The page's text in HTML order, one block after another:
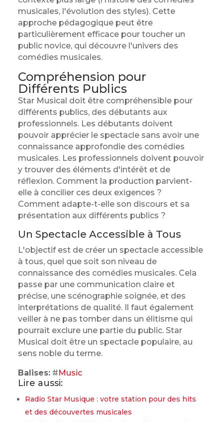
musicales, l'évolution des styles). Cette
approche pédagogique peut être
particulièrement efficace pour toucher un
public novice, qui découvre l'univers des
comédies musicales.
Compréhension pour
Différents Publics
Star Musical doit être compréhensible pour
différents publics, des débutants aux
professionnels. Les débutants doivent
pouvoir apprécier le spectacle sans avoir une
connaissance approfondie des comédies
musicales. Les professionnels doivent pouvoir
y trouver des éléments d'intérêt et de
réflexion. Comment la production parvient-
elle à concilier ces deux exigences ?
Comment adapte-t-elle son discours et sa
présentation aux différents publics ?
Un Spectacle Accessible à Tous
L'objectif est de créer un spectacle accessible
à tous, quel que soit son niveau de
connaissance des comédies musicales. Cela
passe par une communication claire et
précise, une scénographie soignée, et des
interprétations de qualité. Il faut également
veiller à ne pas tomber dans un élitisme qui
pourrait exclure une partie du public. Star
Musical doit être un spectacle populaire, au
sens noble du terme.
Balises:#Music
Lire aussi:
Radio Star Musique : votre station pour des hits
et des découvertes musicales